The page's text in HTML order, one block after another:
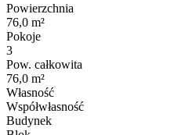
Powierzchnia
76,0 m²
Pokoje
3
Pow. całkowita
76,0 m²
Własność
Współwłasność
Budynek